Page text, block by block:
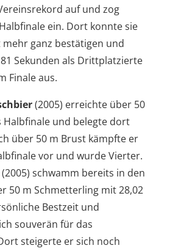
auf und zog
ein. Dort konnte sie
ganz bestätigen und
Sekunden als Drittplatzierte
Finale aus.
(2005) erreichte über 50
Halbfinale und belegte dort
über 50 m Brust kämpfte er
vor und wurde Vierter.
(2005) schwamm bereits in den
50 m Schmetterling mit 28,02
Bestzeit und
souverän für das
steigerte er sich noch